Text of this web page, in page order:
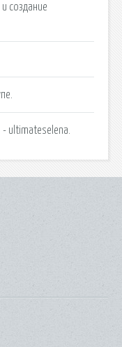
создание
ultimateselena.